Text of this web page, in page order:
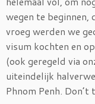
wegen te beginnen,
vroeg werden we
visum kochten en
(ook geregeld via
uiteindelijk
Phnom Penh.